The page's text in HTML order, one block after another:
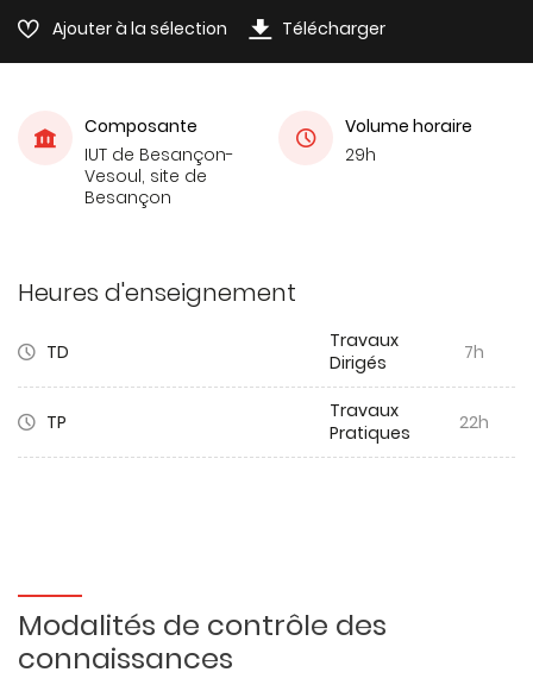
Ajouter à la sélection Télécharger
Composante
IUT de Besançon-
Vesoul, site de
Besançon
Volume horaire
29h
Heures d'enseignement
TD
Travaux
Dirigés
7h
TP
Travaux
Pratiques
22h
Modalités de contrôle des
connaissances